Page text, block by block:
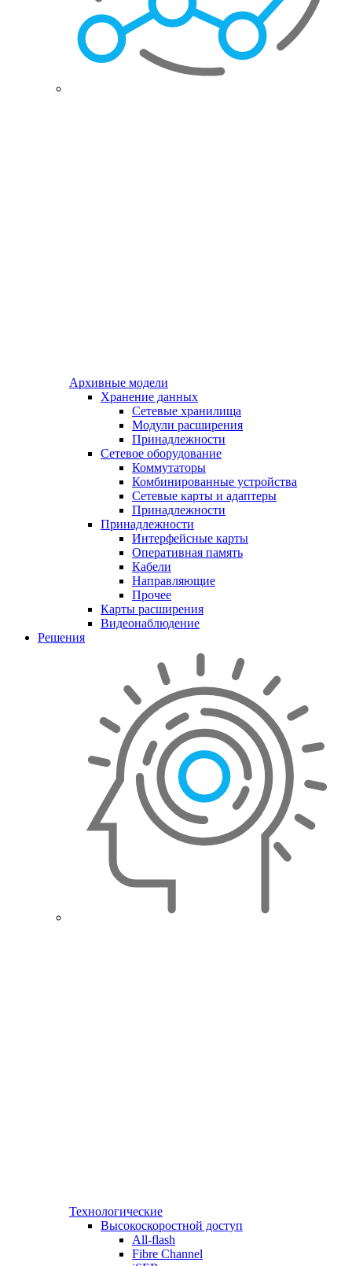
Архивные модели
Хранение данных
Сетевые хранилища
Модули расширения
Принадлежности
Сетевое оборудование
Коммутаторы
Комбинированные устройства
Сетевые карты и адаптеры
Принадлежности
Принадлежности
Интерфейсные карты
Оперативная память
Кабели
Направляющие
Прочее
Карты расширения
Видеонаблюдение
Решения
Технологические
Высокоскоростной доступ
All-flash
Fibre Channel